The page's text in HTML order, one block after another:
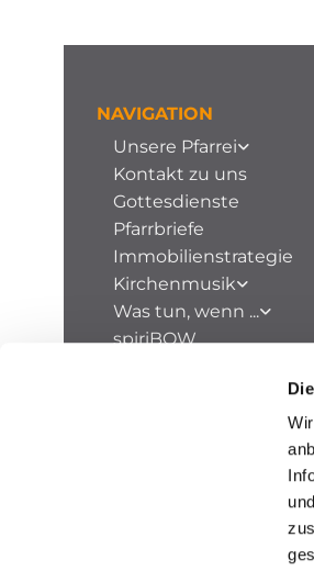
NAVIGATION
Unsere Pfarrei
Kontakt zu uns
Gottesdienste
Pfarrbriefe
Immobilienstrategie
Kirchenmusik
Was tun, wenn ...
spiriBOW